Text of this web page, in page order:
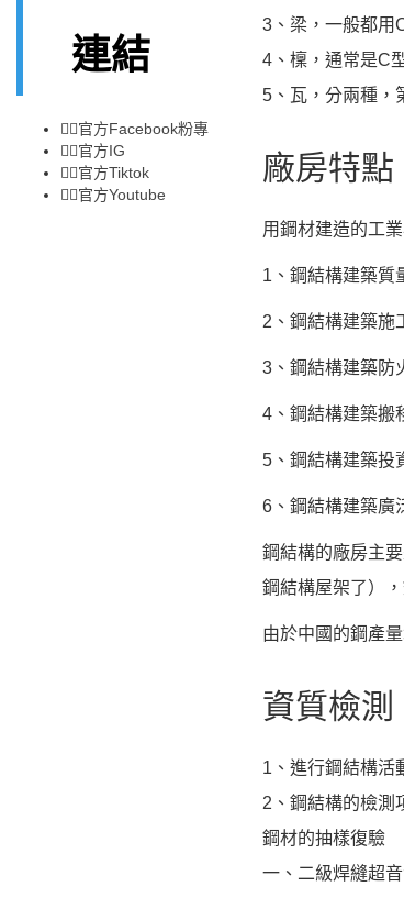
3、梁，一般都用
4、檁，通常是C
5、瓦，分兩種，
廠房特點
用鋼材建造的工
1、鋼結構建築質
2、鋼結構建築施
3、鋼結構建築防
4、鋼結構建築搬
5、鋼結構建築投
6、鋼結構建築廣
鋼結構的廠房主
鋼結構屋架了）
由於中國的鋼產
資質檢測
1、進行鋼結構活
2、鋼結構的檢測
鋼材的抽樣復驗
一、二級焊縫超
連結
👉🏻官方Facebook粉專
👉🏻官方IG
👉🏻官方Tiktok
👉🏻官方Youtube